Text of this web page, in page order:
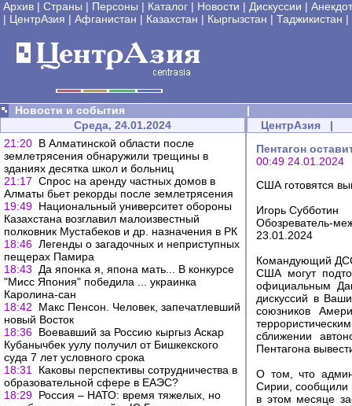
Архив | Страны | Персоны | Каталог | Новости | Дискуссии |
| ЦентрАзия | Афганистан | Казахстан | Кыргызстан | Таджикистан |
Новости и события
|
Среда, 24.01.2024
21:20 В Алматинской области после
землетрясения обнаружили трещины в
зданиях десятка школ и больниц
21:17 Спрос на аренду частных домов в
Алматы бьет рекорды после землетрясения
19:49 Национальный университет обороны
Казахстана возглавил малоизвестный
полковник Мустабеков и др. назначения в РК
18:46 Легенды о загадочных и неприступных
пещерах Памира
18:43
Да японка я, япона мать... В конкурсе
"Мисс Япония" победила ... украинка
Каролина-сан
18:42
Макс Пенсон. Человек, запечатлевший
новый Восток
18:36 Воевавший за Россию кыргыз Аскар
Кубанычбек уулу получил от Бишкекского
суда 7 лет условного срока
18:31
Каковы перспективы сотрудничества в
образовательной сфере в ЕАЭС?
18:29 Россия – НАТО: время тяжелых, но
ЦентрАзия |
Пентагон
00:49 24.01.2024
США готовятся
Игорь Субботин
Обозреватель-
23.01.2024
Командующий
США могут
официальным
дискуссий в
союзников
сближении
Пентагона
О том, что
Сирии, сообщили
в этом месяце